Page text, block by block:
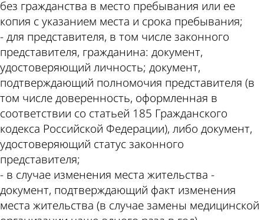
без гражданства в место пребывания или ее
копия с указанием места и срока пребывания;
- для представителя, в том числе законного
представителя, гражданина: документ,
удостоверяющий личность; документ,
подтверждающий полномочия представителя (в
том числе доверенность, оформленная в
соответствии со статьей 185 Гражданского
кодекса Российской Федерации), либо документ,
удостоверяющий статус законного
представителя;
- в случае изменения места жительства -
документ, подтверждающий факт изменения
места жительства (в случае замены медицинской